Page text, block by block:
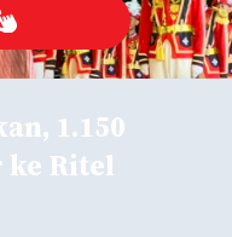
1.150
ke Ritel